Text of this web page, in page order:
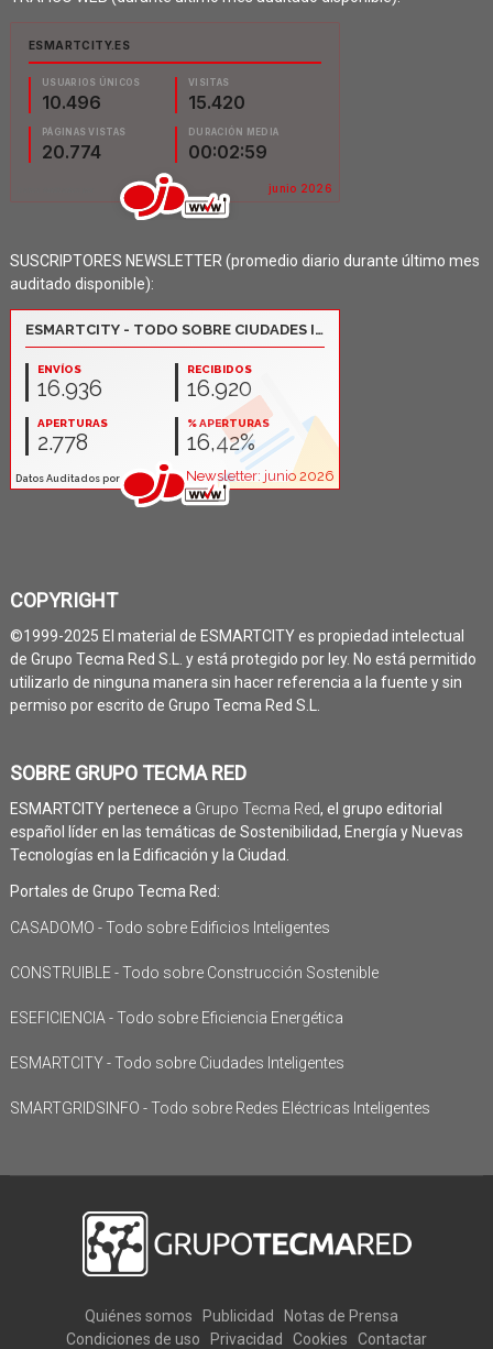
SUSCRIPTORES NEWSLETTER (promedio diario durante último mes
auditado disponible):
COPYRIGHT
©1999-2025 El material de ESMARTCITY es propiedad intelectual
de Grupo Tecma Red S.L. y está protegido por ley. No está permitido
utilizarlo de ninguna manera sin hacer referencia a la fuente y sin
permiso por escrito de Grupo Tecma Red S.L.
SOBRE GRUPO TECMA RED
ESMARTCITY pertenece a Grupo Tecma Red, el grupo editorial
español líder en las temáticas de Sostenibilidad, Energía y Nuevas
Tecnologías en la Edificación y la Ciudad.
Portales de Grupo Tecma Red:
CASADOMO - Todo sobre Edificios Inteligentes
CONSTRUIBLE - Todo sobre Construcción Sostenible
ESEFICIENCIA - Todo sobre Eficiencia Energética
ESMARTCITY - Todo sobre Ciudades Inteligentes
SMARTGRIDSINFO - Todo sobre Redes Eléctricas Inteligentes
Quiénes somos Publicidad
Notas de Prensa
Condiciones de uso
Privacidad Cookies Contactar